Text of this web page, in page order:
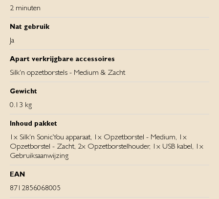
2 minuten
Nat gebruik
Ja
Apart verkrijgbare accessoires
Silk'n opzetborstels - Medium & Zacht
Gewicht
0.13 kg
Inhoud pakket
1x Silk'n SonicYou apparaat, 1x Opzetborstel - Medium, 1x
Opzetborstel - Zacht, 2x Opzetborstelhouder, 1x USB kabel, 1x
Gebruiksaanwijzing
EAN
8712856068005